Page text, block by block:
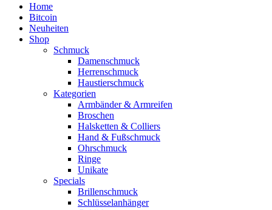
Home
Bitcoin
Neuheiten
Shop
Schmuck
Damenschmuck
Herrenschmuck
Haustierschmuck
Kategorien
Armbänder & Armreifen
Broschen
Halsketten & Colliers
Hand & Fußschmuck
Ohrschmuck
Ringe
Unikate
Specials
Brillenschmuck
Schlüsselanhänger